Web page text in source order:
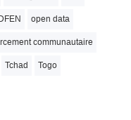
open data
communautaire
Tchad Togo